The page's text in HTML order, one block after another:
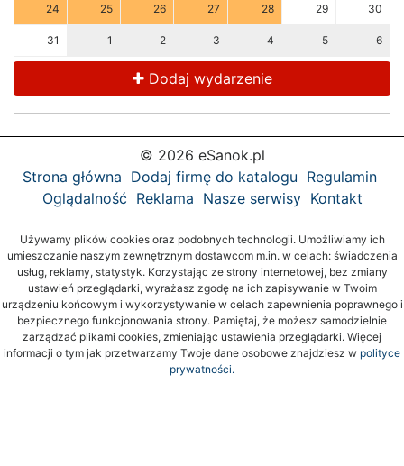
24 25 26 27 28 29 30
31 1 2 3 4 5 6
Dodaj wydarzenie
© 2026 eSanok.pl
Strona główna Dodaj firmę do katalogu Regulamin
Oglądalność Reklama Nasze serwisy Kontakt
Używamy plików cookies oraz podobnych technologii. Umożliwiamy ich
umieszczanie naszym zewnętrznym dostawcom m.in. w celach: świadczenia
usług, reklamy, statystyk. Korzystając ze strony internetowej, bez zmiany
ustawień przeglądarki, wyrażasz zgodę na ich zapisywanie w Twoim
urządzeniu końcowym i wykorzystywanie w celach zapewnienia poprawnego i
bezpiecznego funkcjonowania strony. Pamiętaj, że możesz samodzielnie
zarządzać plikami cookies, zmieniając ustawienia przeglądarki. Więcej
informacji o tym jak przetwarzamy Twoje dane osobowe znajdziesz w polityce
prywatności.